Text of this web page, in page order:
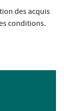
des acquis
conditions.